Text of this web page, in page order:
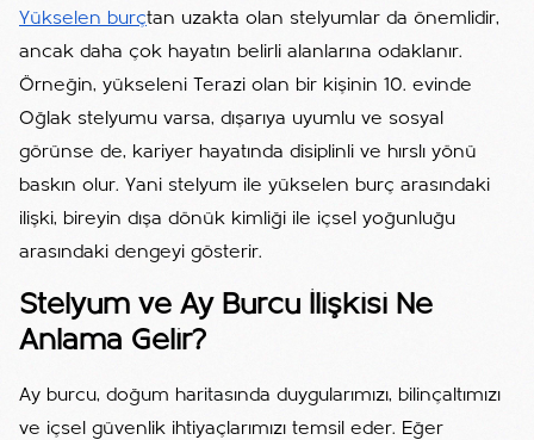
Yükselen burçtan uzakta olan stelyumlar da önemlidir,
ancak daha çok hayatın belirli alanlarına odaklanır.
Örneğin, yükseleni Terazi olan bir kişinin 10. evinde
Oğlak stelyumu varsa, dışarıya uyumlu ve sosyal
görünse de, kariyer hayatında disiplinli ve hırslı yönü
baskın olur. Yani stelyum ile yükselen burç arasındaki
ilişki, bireyin dışa dönük kimliği ile içsel yoğunluğu
arasındaki dengeyi gösterir.
Stelyum ve Ay Burcu İlişkisi Ne
Anlama Gelir?
Ay burcu, doğum haritasında duygularımızı, bilinçaltımızı
ve içsel güvenlik ihtiyaçlarımızı temsil eder. Eğer